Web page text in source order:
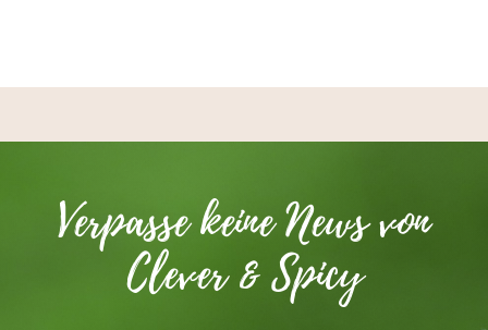
Verpasse keine News von
Clever & Spicy